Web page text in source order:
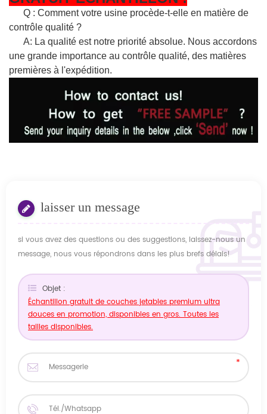
Q : Comment votre usine procède-t-elle en matière de
contrôle qualité ?
A: La qualité est notre priorité absolue. Nous accordons
une grande importance au contrôle qualité, des matières
premières à l'expédition.
laisser un message
si vous avez des questions ou des suggestions, laissez-nous un
message, nous vous répondrons dans les plus brefs délais!
Objet :
Échantillon gratuit de couches jetables premium ultra
douces en promotion, disponibles en gros. Toutes les
tailles disponibles.